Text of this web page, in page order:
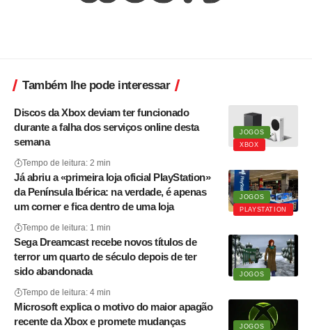
Também lhe pode interessar
JOGOS
XBOX
Discos da Xbox deviam ter funcionado
durante a falha dos serviços online desta
semana
Tempo de leitura: 2 min
JOGOS
PLAYSTATION
Já abriu a «primeira loja oficial PlayStation»
da Península Ibérica: na verdade, é apenas
um corner e fica dentro de uma loja
Tempo de leitura: 1 min
JOGOS
Sega Dreamcast recebe novos títulos de
terror um quarto de século depois de ter
sido abandonada
Tempo de leitura: 4 min
JOGOS
Microsoft explica o motivo do maior apagão
recente da Xbox e promete mudanças